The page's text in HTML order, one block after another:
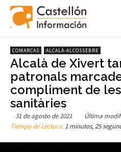
COMARCAS ALCALÀ-ALCOSSEBRE
Alcalà de Xivert
patronals
compliment de
sanitàries
31 de agosto de 2021 Última
Tiempo de Lectura:1 minutos, 25